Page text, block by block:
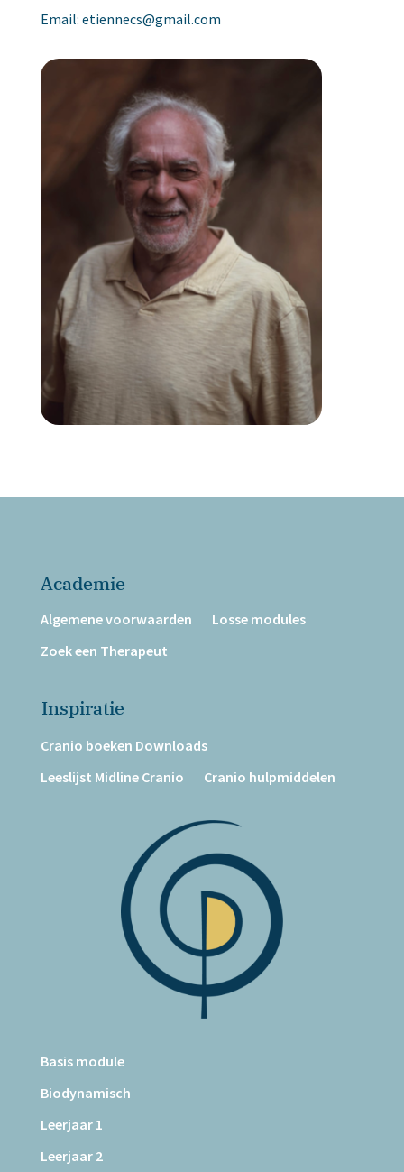
Email: etiennecs@gmail.com
Academie
Algemene voorwaarden
Losse modules
Zoek een Therapeut
Inspiratie
Cranio boeken Downloads
Leeslijst Midline Cranio
Cranio hulpmiddelen
Basis module
Biodynamisch
Leerjaar 1
Leerjaar 2